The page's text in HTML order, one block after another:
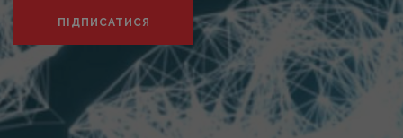
ПІДПИСАТИСЯ